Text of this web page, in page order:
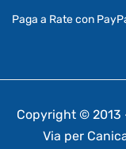
Paga a Rate con
Copyright © 2013
Via per